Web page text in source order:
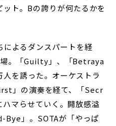
ト。Bの誇りが何たるかを
によるダンスパートを経
。「Guilty」、「Betraya
を誘った。オーケストラ
」の演奏を経て、「Secr
マらせていく。開放感溢
Bye」。SOTAが「やっぱ